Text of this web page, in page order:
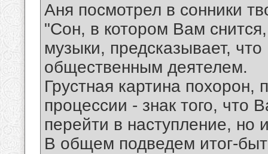
Аня посмотрел в сонники
"Сон, в котором Вам
музыки, предсказывает,
общественным деятелем.
Грустная картина похорон,
процессии - знак того, что
перейти в наступление, но
В общем подведем итог-